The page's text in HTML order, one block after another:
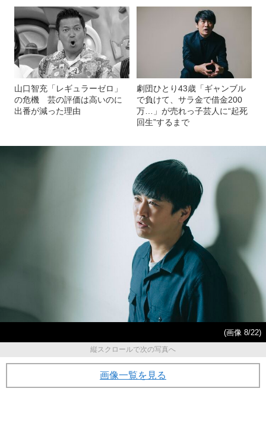
山口智充「レギュラーゼロ」
の危機 芸の評価は高いのに
出番が減った理由
劇団ひとり43歳「ギャンブル
で負けて、サラ金で借金200
万…」が売れっ子芸人に“起死
回生”するまで
(画像 8/22)
縦スクロールで次の写真へ
画像一覧を見る